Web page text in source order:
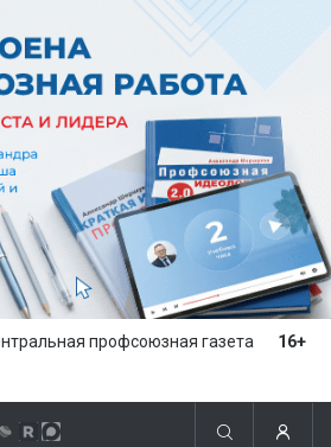
профсоюзная газета 16+